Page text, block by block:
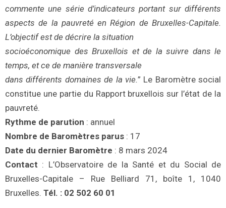
commente une série d’indicateurs portant sur différents
aspects de la pauvreté en Région de Bruxelles-Capitale.
L’objectif est de décrire la situation
socioéconomique des Bruxellois et de la suivre dans le
temps, et ce de manière transversale
dans différents domaines de la vie.” Le Baromètre social
constitue une partie du Rapport bruxellois sur l’état de la
pauvreté.
Rythme de parution : annuel
Nombre de Baromètres parus : 17
Date du dernier Baromètre : 8 mars 2024
Contact : L’Observatoire de la Santé et du Social de
Bruxelles-Capitale – Rue Belliard 71, boîte 1, 1040
Bruxelles. Tél. : 02 502 60 01